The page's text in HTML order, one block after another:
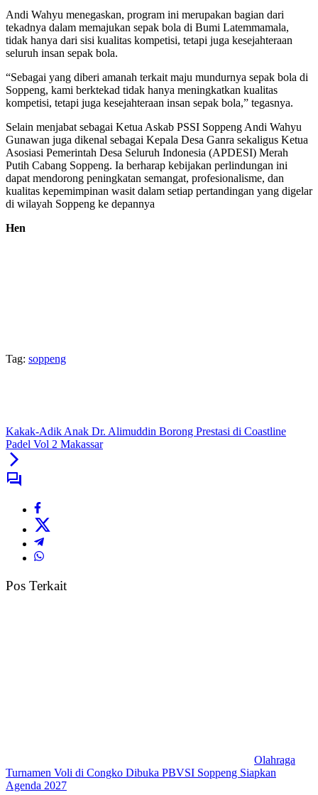
Andi Wahyu menegaskan, program ini merupakan bagian dari
tekadnya dalam memajukan sepak bola di Bumi Latemmamala,
tidak hanya dari sisi kualitas kompetisi, tetapi juga kesejahteraan
seluruh insan sepak bola.
“Sebagai yang diberi amanah terkait maju mundurnya sepak bola di
Soppeng, kami berktekad tidak hanya meningkatkan kualitas
kompetisi, tetapi juga kesejahteraan insan sepak bola,” tegasnya.
Selain menjabat sebagai Ketua Askab PSSI Soppeng Andi Wahyu
Gunawan juga dikenal sebagai Kepala Desa Ganra sekaligus Ketua
Asosiasi Pemerintah Desa Seluruh Indonesia (APDESI) Merah
Putih Cabang Soppeng. Ia berharap kebijakan perlindungan ini
dapat mendorong peningkatan semangat, profesionalisme, dan
kualitas kepemimpinan wasit dalam setiap pertandingan yang digelar
di wilayah Soppeng ke depannya
Hen
Tag: soppeng
Kakak-Adik Anak Dr. Alimuddin Borong Prestasi di Coastline
Padel Vol 2 Makassar
Pos Terkait
Olahraga
Turnamen Voli di Congko Dibuka PBVSI Soppeng Siapkan
Agenda 2027